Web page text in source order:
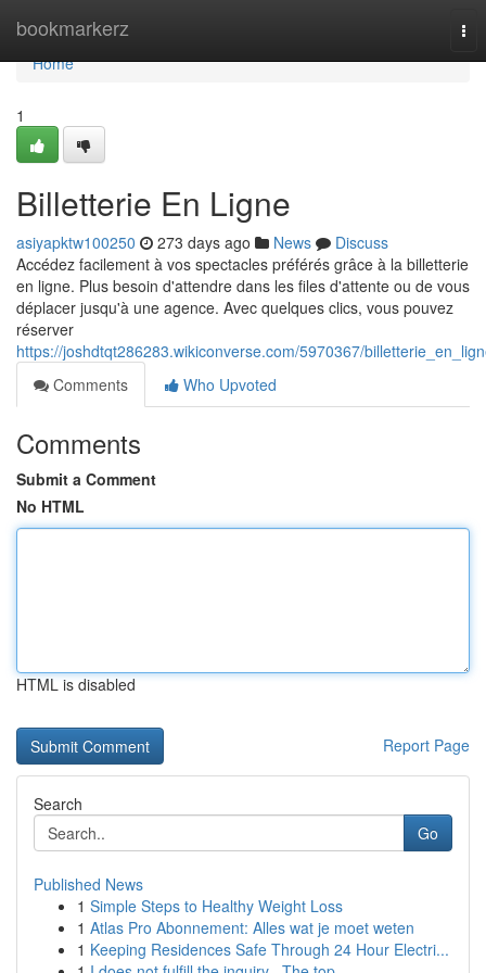
bookmarkerz
Home
Home
1
Billetterie En Ligne
asiyapktw100250 273 days ago News
Discuss
Accédez facilement à vos spectacles préférés grâce à la billetterie
en ligne. Plus besoin d'attendre dans les files d'attente ou de vous
déplacer jusqu'à une agence. Avec quelques clics, vous pouvez
réserver
https://joshdtqt286283.wikiconverse.com/5970367/
Comments
Who Upvoted
Comments
Submit a Comment
No HTML
HTML is disabled
Report Page
Search
Go
Published News
1 Simple Steps to Healthy Weight Loss
1 Atlas Pro Abonnement: Alles wat je moet weten
1 Keeping Residences Safe Through 24 Hour Electri...